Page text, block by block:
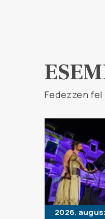
Fedezzen
2026.